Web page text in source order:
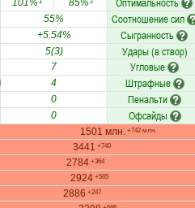
101% 85%
55% Соотношение сил
+5.54% Сыгранность
5(3) Удары (в створ)
7 Угловые
4 Штрафные
0 Пенальти
0 Офсайды
1501 млн. +742 млн.
3441 +740
2784 +364
2924 +565
2886 +247